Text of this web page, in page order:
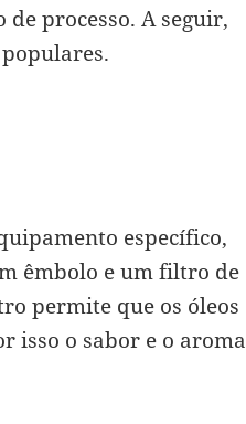
processo. A seguir,
específico,
êmbolo e um filtro de
permite que os óleos
isso o sabor e o aroma